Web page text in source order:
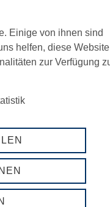
Einige von ihnen sind
helfen, diese Website
zur Verfügung
einer Tour.
werden.
Ihre
einsetzen.